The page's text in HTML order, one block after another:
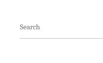
Search
for: